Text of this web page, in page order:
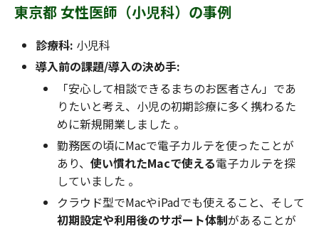
東京都 女性医師（小児科）の事例
診療科: 小児科
導入前の課題/導入の決め手:
「安心して相談できるまちのお医者さん」であ
りたいと考え、小児の初期診療に多く携わるた
めに新規開業しました 。
勤務医の頃にMacで電子カルテを使ったことが
あり、 使い慣れたMacで使える電子カルテを探
していました 。
クラウド型でMacやiPadでも使えること、そして
初期設定や利用後のサポート体制があることが